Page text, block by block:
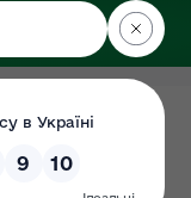
та